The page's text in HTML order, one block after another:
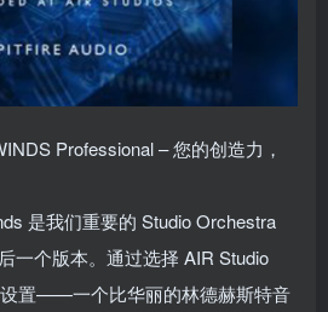
Professional – 您的创造力，
是我们重要的 Studio Orchestra
一个版本。通过选择 AIR Studio
置——一个比华丽的林德赫斯特音